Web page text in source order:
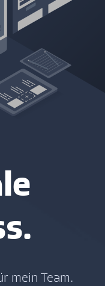
mein Team.